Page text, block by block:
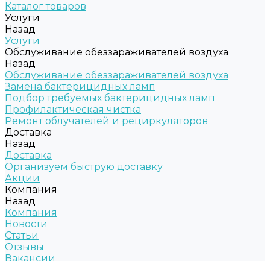
Каталог товаров
Услуги
Назад
Услуги
Обслуживание обеззараживателей воздуха
Назад
Обслуживание обеззараживателей воздуха
Замена бактерицидных ламп
Подбор требуемых бактерицидных ламп
Профилактическая чистка
Ремонт облучателей и рециркуляторов
Доставка
Назад
Доставка
Организуем быструю доставку
Акции
Компания
Назад
Компания
Новости
Статьи
Отзывы
Вакансии